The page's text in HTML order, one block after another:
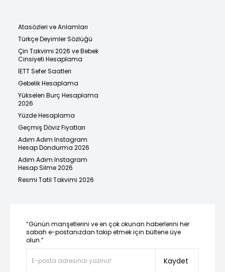
Atasözleri ve Anlamları
Türkçe Deyimler Sözlüğü
Çin Takvimi 2026 ve Bebek
Cinsiyeti Hesaplama
İETT Sefer Saatleri
Gebelik Hesaplama
Yükselen Burç Hesaplama
2026
Yüzde Hesaplama
Geçmiş Döviz Fiyatları
Adım Adım Instagram
Hesap Dondurma 2026
Adım Adım Instagram
Hesap Silme 2026
Resmi Tatil Takvimi 2026
“Günün manşetlerini ve en çok okunan haberlerini her
sabah e-postanızdan takip etmek için bültene üye
olun.”
Kaydet